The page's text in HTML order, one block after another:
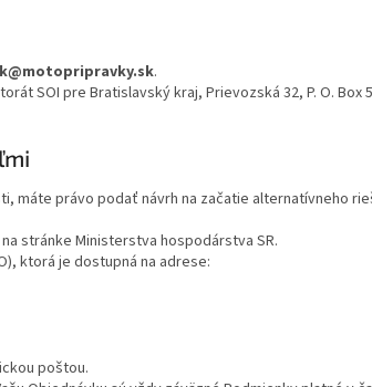
.
SOI pre Bratislavský kraj, Prievozská 32, P. O. Box
máte právo podať návrh na začatie alternatívneho
stránke Ministerstva hospodárstva SR.
ktorá je dostupná na adrese:
poštou.